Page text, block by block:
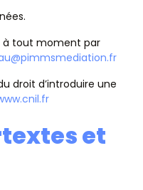
à tout moment par
droit d’introduire une
et